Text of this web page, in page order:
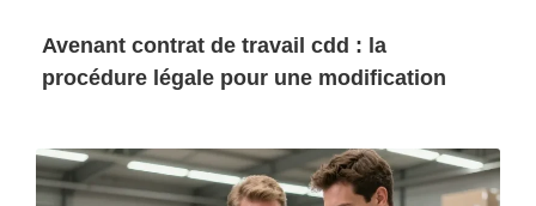
Avenant contrat de travail cdd : la
procédure légale pour une modification